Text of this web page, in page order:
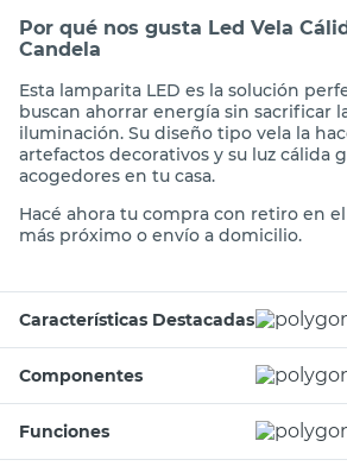
Por qué nos gusta Led Vela
Candela
Esta lamparita LED es la solución
buscan ahorrar energía sin sacrificar
iluminación. Su diseño tipo vela la
artefactos decorativos y su luz cálida
acogedores en tu casa.
Hacé ahora tu compra con retiro en
más próximo o envío a domicilio.
Características Destacadas
Componentes
Funciones